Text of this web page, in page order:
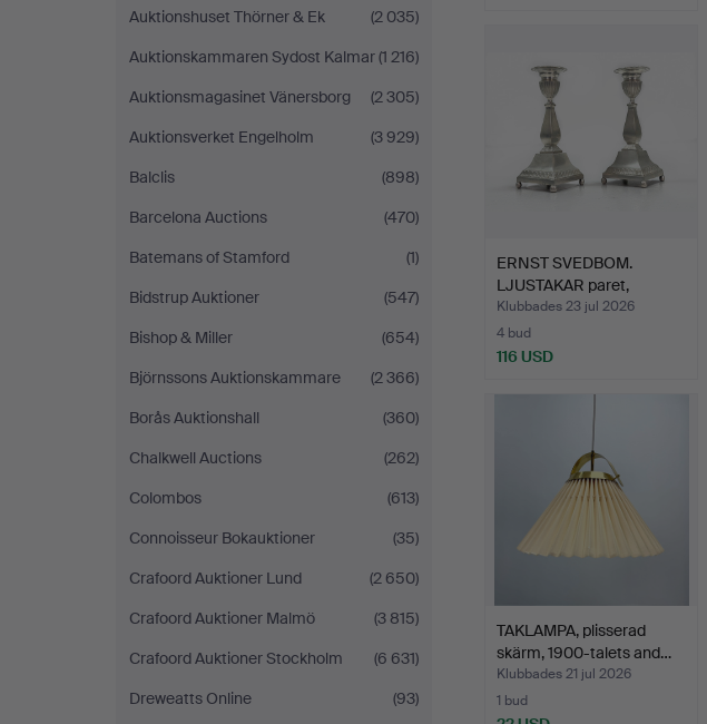
Auktionshuset Thörner & Ek
(2 035)
Auktionskammaren Sydost Kalmar(1 216)
Auktionsmagasinet Vänersborg
(2 305)
Auktionsverket Engelholm
(3 929)
Balclis
(898)
Barcelona Auctions
(470)
Batemans of Stamford
(1)
Bidstrup Auktioner
(547)
Bishop & Miller
(654)
Björnssons Auktionskammare
(2 366)
Borås Auktionshall
(360)
Chalkwell Auctions
(262)
Colombos
(613)
Connoisseur Bokauktioner
(35)
Crafoord Auktioner Lund
(2 650)
Crafoord Auktioner Malmö
(3 815)
Crafoord Auktioner Stockholm
(6 631)
Dreweatts Online
(93)
ERNST SVEDBOM.
LJUSTAKAR paret,
gustavians…
Klubbades 23 jul 2026
4 bud
116 USD
TAKLAMPA, plisserad
skärm, 1900-talets and…
Klubbades 21 jul 2026
1 bud